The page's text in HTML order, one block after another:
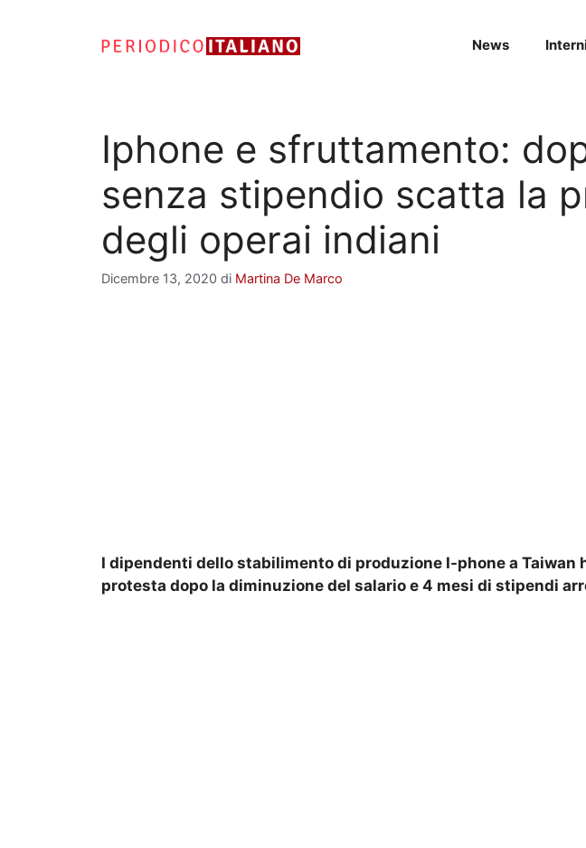
News
Iphone e sfruttamento:
senza stipendio scatta la
degli operai indiani
Dicembre 13, 2020 di Martina De Marco
I dipendenti dello stabilimento di produzione I-phone a Taiwan
protesta dopo la diminuzione del salario e 4 mesi di stipendi